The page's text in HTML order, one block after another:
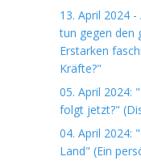
13. April 2024
tun gegen den
Erstarken
Kräfte?"
05. April 2024:
folgt jetzt?"
04. April 2024:
Land" (Ein